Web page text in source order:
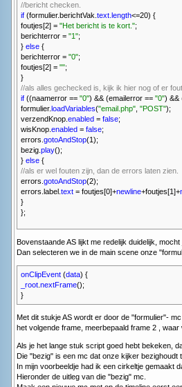
//bericht checken.
if (formulier.berichtVak. text.length<=20) {
foutjes[2] = "Het bericht is te kort.";
berichterror = "1";
} else {
berichterror = "0";
foutjes[2] = "";
}
//als alles gechecked is, kijk ik hier nog of er
if ((naamerror == "0") && (emailerror == "0") &&
formulier.loadVariables("email.php" "POST");
verzendKnop. enabled = false;
wisKnop. enabled = false;
errors. gotoAndStop(1);
bezig. play();
} else {
//als er wel fouten zijn, dan de errors laten zien.
errors. gotoAndStop(2);
errors.label. text = foutjes[0]+newline+foutjes[1]+
}
};
Bovenstaande AS lijkt me redelijk duidelijk,
Dan selecteren we in de main scene onze
onClipEvent (data) {
_root nextFrame();
}
Met dit stukje AS wordt er door de "formulier"-
het volgende frame, meerbepaald frame 2 ,
Als je het lange stuk script goed hebt bekeken,
Die "bezig" is een mc dat onze kijker
In mijn voorbeeldje had ik een cirkeltje gemaakt
Hieronder de uitleg van die "bezig" mc.